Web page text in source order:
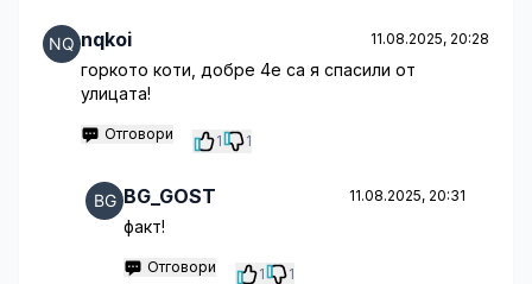
nqkoi 11.08.2025, 20:28
горкото коти, добре 4е са я спасили от
улицата!
Отговори 1 1
BG_GOST 11.08.2025, 20:31
факт!
Отговори 1 1